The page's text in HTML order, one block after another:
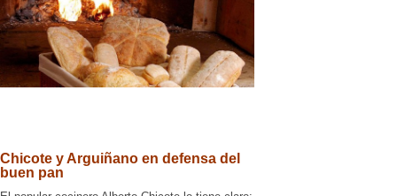
Chicote y Arguiñano en defensa del
buen pan